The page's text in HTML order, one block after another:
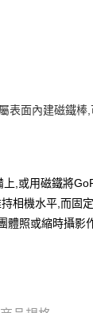
彰化商業銀
華泰商業銀
遠東國際商
永豐商業銀行
台中商業銀行
華泰商業銀
遠東國際商
表面內建磁鐵棒
,或用磁鐵將
相機水平,而固
體照或縮時攝影